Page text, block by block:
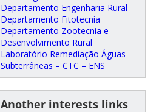
Departamento Engenharia Rural
Departamento Fitotecnia
Departamento Zootecnia e
Desenvolvimento Rural
Laboratório Remediação Águas
Subterrâneas – CTC – ENS
Another interests links